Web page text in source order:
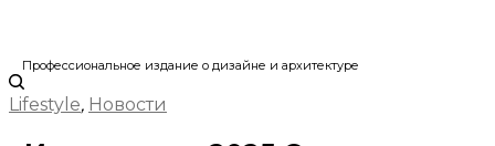
Профессиональное издание о дизайне и архитектуре
Lifestyle, Новости